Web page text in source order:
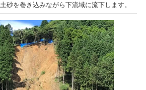
土砂を巻き込みながら下流域に流下します。